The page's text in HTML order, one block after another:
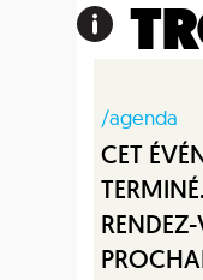
/agenda
CET
TERMINÉ.